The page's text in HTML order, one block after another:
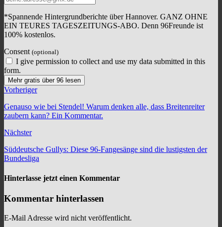
*Spannende Hintergrundberichte über Hannover. GANZ OHNE
EIN TEURES TAGESZEITUNGS-ABO. Denn 96Freunde ist
100% kostenlos.
Consent (optional)
I give permission to collect and use my data submitted in this
form.
Mehr gratis über 96 lesen
Vorheriger
Genauso wie bei Stendel! Warum denken alle, dass Breitenreiter
zaubern kann? Ein Kommentar.
Nächster
Süddeutsche Gullys: Diese 96-Fangesänge sind die lustigsten der
Bundesliga
Hinterlasse jetzt einen Kommentar
Kommentar hinterlassen
E-Mail Adresse wird nicht veröffentlicht.